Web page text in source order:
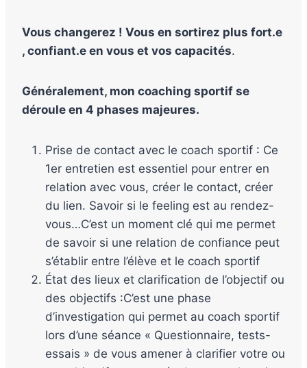
Vous changerez ! Vous en sortirez plus fort.e
, confiant.e en vous et vos capacités.
Généralement, mon coaching sportif se
déroule en 4 phases majeures.
Prise de contact avec le coach sportif : Ce
1er entretien est essentiel pour entrer en
relation avec vous, créer le contact, créer
du lien. Savoir si le feeling est au rendez-
vous…C’est un moment clé qui me permet
de savoir si une relation de confiance peut
s’établir entre l’élève et le coach sportif
État des lieux et clarification de l’objectif ou
des objectifs :C’est une phase
d’investigation qui permet au coach sportif
lors d’une séance « Questionnaire, tests-
essais » de vous amener à clarifier votre ou